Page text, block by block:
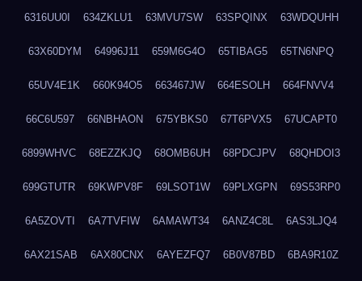
6316UU0I 634ZKLU1 63MVU7SW 63SPQINX 63WDQUHH
63X60DYM 64996J11 659M6G4O 65TIBAG5 65TN6NPQ
65UV4E1K 660K94O5 663467JW 664ESOLH 664FNVV4
66C6U597 66NBHAON 675YBKS0 67T6PVX5 67UCAPT0
6899WHVC 68EZZKJQ 68OMB6UH 68PDCJPV 68QHDOI3
699GTUTR 69KWPV8F 69LSOT1W 69PLXGPN 69S53RP0
6A5ZOVTI 6A7TVFIW 6AMAWT34 6ANZ4C8L 6AS3LJQ4
6AX21SAB 6AX80CNX 6AYEZFQ7 6B0V87BD 6BA9R10Z